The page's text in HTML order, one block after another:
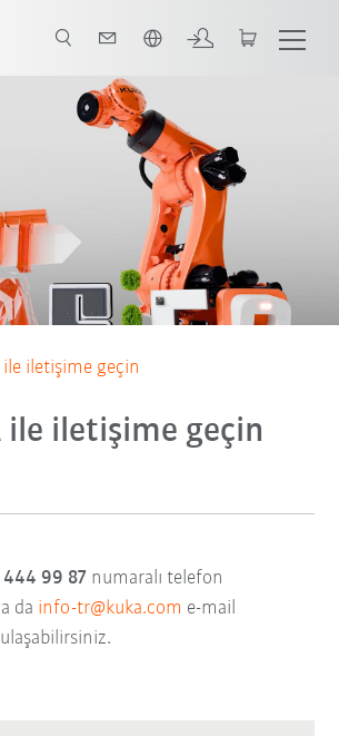
ile iletişime geçin
ile iletişime geçin
444 99 87 numaralı telefon
da info-tr@kuka.com e-mail